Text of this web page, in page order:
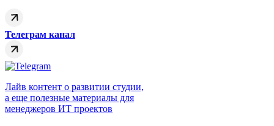
Телеграм канал
Лайв контент о развитии студии,
а еще полезные материалы для
менеджеров ИТ проектов